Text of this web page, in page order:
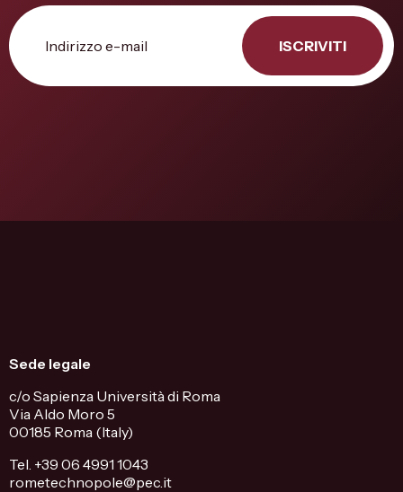
ISCRIVITI
Sede legale
c/o Sapienza Università di Roma
Via Aldo Moro 5
00185 Roma (Italy)
Tel. +39 06 4991 1043
rometechnopole@pec.it